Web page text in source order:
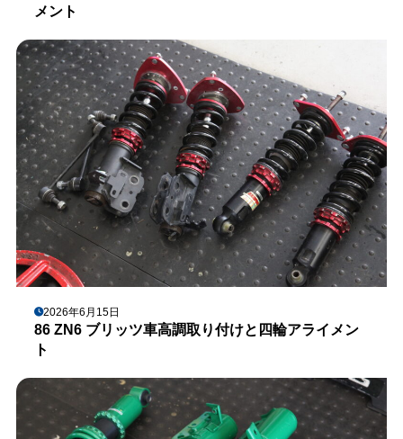
メント
2026年6月15日
86 ZN6 ブリッツ車高調取り付けと四輪アライメン
ト